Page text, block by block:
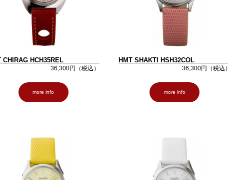
CHIRAG HCH35REL
36,300円（税込）
more info
HMT SHAKTI HSH32COL
36,300円（税込）
more info